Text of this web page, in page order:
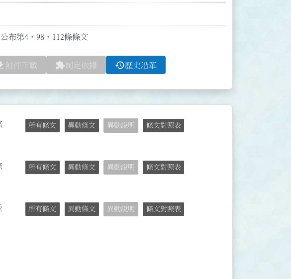
布第4、98、112條條文
附件下載 extension制定依據 history歷史沿革
所有條文 異動條文 異動說明 條文對照表
所有條文 異動條文 異動說明 條文對照表
所有條文 異動條文 異動說明 條文對照表